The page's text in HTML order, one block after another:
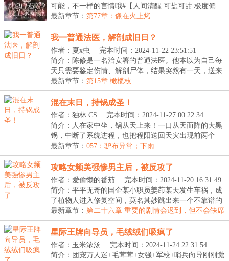
可能，不一样的言情哦#【人间清醒.可盐可甜.极度偏
执....
最新章节： 第77章：像在火上烤
我一普通法医，解剖成旧日？
作者：夏x虫
完本时间：2024-11-22 23:51:51
简介：陈修是一名治安署的普通法医。他本以为自己每
天只需要鉴定伤情、解剖尸体，结果突然有一天，送来
一...
最新章节： 第15章 橄榄枝
混在末日，持锅成圣！
作者：独林.CS
完本时间：2024-11-27 00:22:34
简介：人在家中坐，锅从天上来！一口从天而降的大黑
锅，中断了系统进程，也把程阳送回天灾出现前两个
月，...
最新章节： 057：驴布异常；下雨
攻略女频美强惨男主后，被反攻了
作者：爱偷懒的番茄
完本时间：2024-11-20 16:31:49
简介：平平无奇的国企某小职员姜茚某天发生车祸，成
了植物人进入修复空间，莫名其妙跳出来一个不靠谱的
系...
最新章节： 第二十六章 重要的剧情会迟到，但不会缺席
星际王牌向导员，毛绒绒们吸疯了
作者：玉米浓汤
完本时间：2024-11-24 22:31:54
简介：团宠万人迷+毛茸茸+女强+军校+哨兵向导刚刚觉